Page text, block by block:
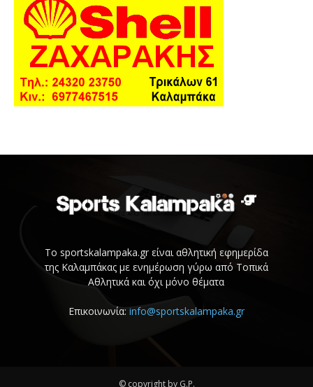
Το sportskalampaka.gr είναι αθλητική εφημερίδα
της Καλαμπάκας με ενημέρωση γύρω από Τοπικά
Αθλητικά και όχι μόνο θέματα
Επικοινωνία: info@sportskalampaka.gr
© copyright by G.P.